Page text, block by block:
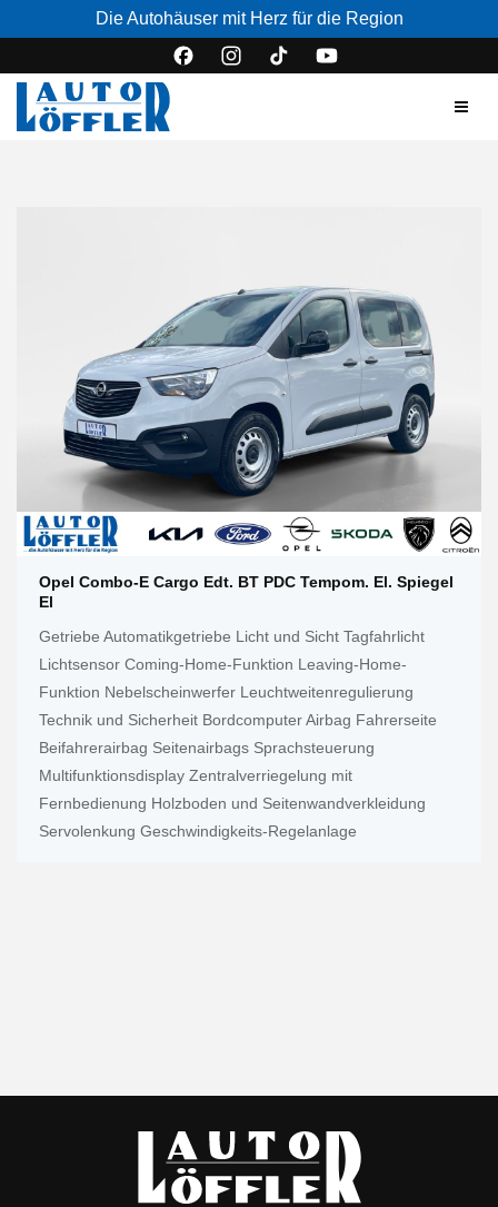
Die Autohäuser mit Herz für die Region
Opel Combo-E Cargo Edt. BT PDC Tempom. El. Spiegel
El
Getriebe Automatikgetriebe Licht und Sicht Tagfahrlicht
Lichtsensor Coming-Home-Funktion Leaving-Home-
Funktion Nebelscheinwerfer Leuchtweitenregulierung
Technik und Sicherheit Bordcomputer Airbag Fahrerseite
Beifahrerairbag Seitenairbags Sprachsteuerung
Multifunktionsdisplay Zentralverriegelung mit
Fernbedienung Holzboden und Seitenwandverkleidung
Servolenkung Geschwindigkeits-Regelanlage